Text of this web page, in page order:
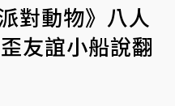
對動物》八人
友誼小船說翻